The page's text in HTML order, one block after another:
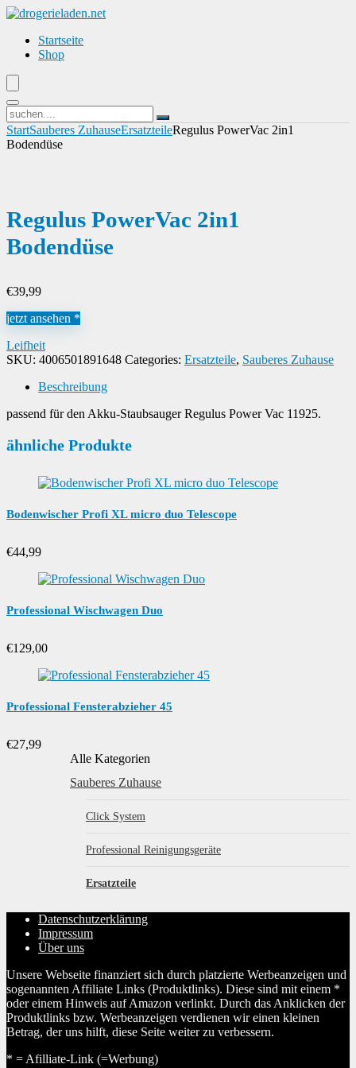
Startseite
Shop
StartSauberes ZuhauseErsatzteileRegulus PowerVac 2in1
Bodendüse
Regulus PowerVac 2in1
Bodendüse
€39,99
jetzt ansehen *
Leifheit
SKU: 4006501891648 Categories: Ersatzteile, Sauberes Zuhause
Beschreibung
passend für den Akku-Staubsauger Regulus Power Vac 11925.
ähnliche Produkte
Bodenwischer Profi XL micro duo Telescope
€44,99
Professional Wischwagen Duo
€129,00
Professional Fensterabzieher 45
€27,99
Alle Kategorien
Sauberes Zuhause
Click System
Professional Reinigungsgeräte
Ersatzteile
Datenschutzerklärung
Impressum
Über uns
Unsere Webseite finanziert sich durch platzierte Werbeanzeigen und
sogenannten Affiliate Links (Produktlinks). Diese sind mit einem *
oder einem Hinweis auf Amazon verlinkt. Durch das Anklicken der
Produktlinks bzw. Werbeanzeigen verdienen wir einen kleinen
Betrag, der uns hilft, diese Seite weiter zu verbessern.
* = Afilliate-Link (=Werbung)